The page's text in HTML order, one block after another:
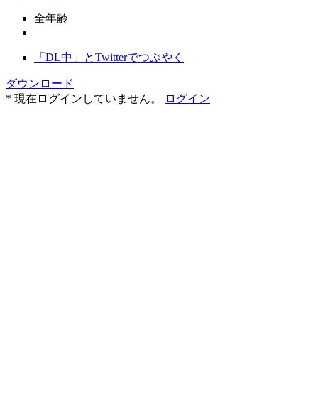
全年齢
「DL中」とTwitterでつぶやく
ダウンロード
* 現在ログインしていません。
ログイン